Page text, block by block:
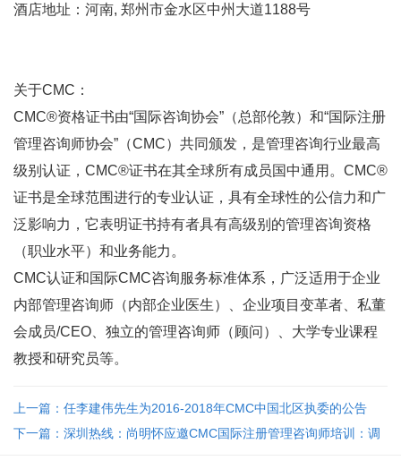
酒店地址：河南, 郑州市金水区中州大道1188号
关于CMC：
CMC®资格证书由“国际咨询协会”（总部伦敦）和“国际注册
管理咨询师协会”（CMC）共同颁发，是管理咨询行业最高
级别认证，CMC®证书在其全球所有成员国中通用。CMC®
证书是全球范围进行的专业认证，具有全球性的公信力和广
泛影响力，它表明证书持有者具有高级别的管理咨询资格
（职业水平）和业务能力。
CMC认证和国际CMC咨询服务标准体系，广泛适用于企业
内部管理咨询师（内部企业医生）、企业项目变革者、私董
会成员/CEO、独立的管理咨询师（顾问）、大学专业课程
教授和研究员等。
上一篇：任李建伟先生为2016-2018年CMC中国北区执委的公告
下一篇：深圳热线：尚明怀应邀CMC国际注册管理咨询师培训：调